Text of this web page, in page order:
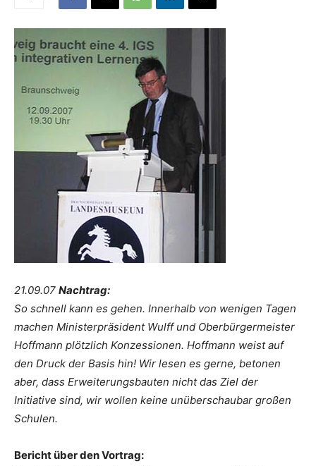
21.09.07 Nachtrag:
So schnell kann es gehen. Innerhalb von wenigen Tagen
machen Ministerpräsident Wulff und Oberbürgermeister
Hoffmann plötzlich Konzessionen. Hoffmann weist auf
den Druck der Basis hin! Wir lesen es gerne, betonen
aber, dass Erweiterungsbauten nicht das Ziel der
Initiative sind, wir wollen keine unüberschaubar großen
Schulen.
Bericht über den Vortrag: